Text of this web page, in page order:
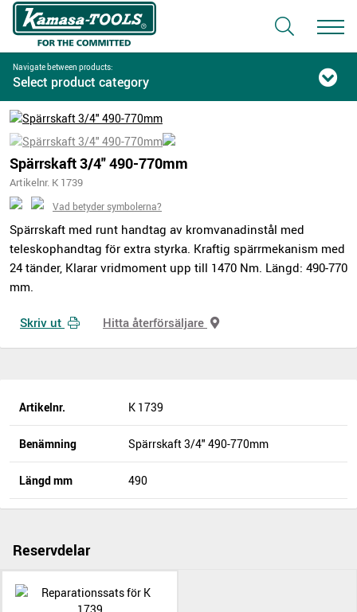
Navigate between products:
Select product category
Spärrskaft 3/4" 490-770mm
Artikelnr. K 1739
Vad betyder symbolerna?
Spärrskaft med runt handtag av kromvanadinstål med
teleskophandtag för extra styrka. Kraftig spärrmekanism med
24 tänder, Klarar vridmoment upp till 1470 Nm. Längd: 490-770
mm.
Skriv ut Hitta återförsäljare
Artikelnr. K 1739
Benämning Spärrskaft 3/4" 490-770mm
Längd mm 490
Reservdelar